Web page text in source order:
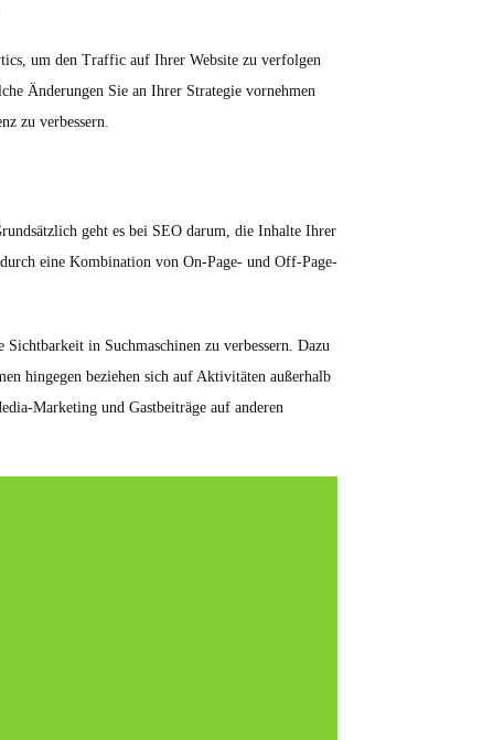
um den Traffic auf Ihrer Website zu verfolgen
Änderungen Sie an Ihrer Strategie vornehmen
zu verbessern.
geht es bei SEO darum, die Inhalte Ihrer
eine Kombination von On-Page- und Off-Page-
in Suchmaschinen zu verbessern. Dazu
hingegen beziehen sich auf Aktivitäten außerhalb
Marketing und Gastbeiträge auf anderen